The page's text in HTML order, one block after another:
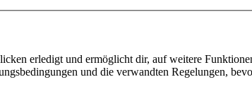
erledigt und ermöglicht dir, auf weitere
und die verwandten Regelungen,